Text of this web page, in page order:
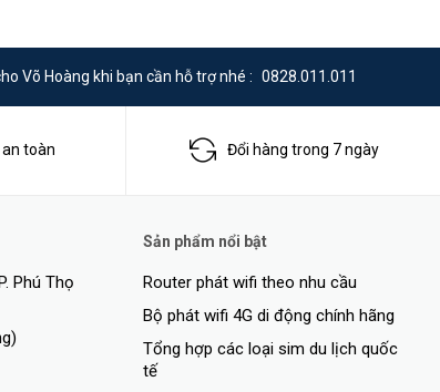
Võ Hoàng khi bạn cần hỗ trợ nhé : 0828.011.011
toàn Đổi hàng trong 7 ngày
Phú Thọ
Sản phẩm nổi bật
Router phát wifi theo nhu cầu
Bộ phát wifi 4G di động chính hãng
Tổng hợp các loại sim du lịch quốc
tế